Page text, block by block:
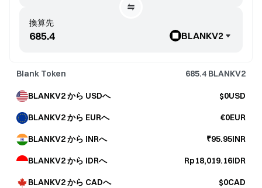
換算先
BLANKV2
Blank Token 685.4 BLANKV2
BLANKV2 から USDへ $0USD
BLANKV2 から EURへ €0EUR
BLANKV2 から INRへ ₹95.95INR
BLANKV2 から IDRへ Rp18,019.16IDR
BLANKV2 から CADへ $0CAD